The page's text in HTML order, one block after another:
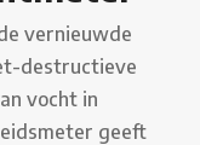
vernieuwde
destructieve
vocht in
geeft